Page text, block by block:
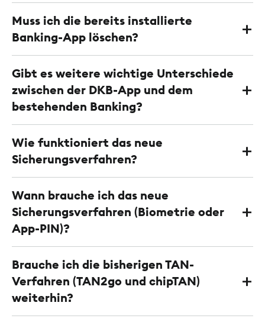
Muss ich die bereits installierte
Banking-App löschen?
Gibt es weitere wichtige Unterschiede
zwischen der DKB-App und dem
bestehenden Banking?
Wie funktioniert das neue
Sicherungsverfahren?
Wann brauche ich das neue
Sicherungsverfahren (Biometrie oder
App-PIN)?
Brauche ich die bisherigen TAN-
Verfahren (TAN2go und chipTAN)
weiterhin?